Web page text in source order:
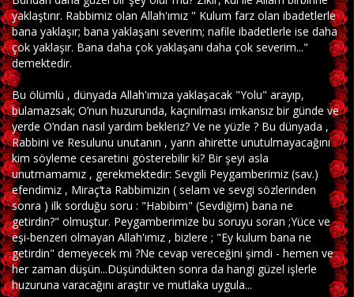
yaklaştırır. Rabbimiz olan Allah'ımız " Kulum farz olan ibadetlerle
bana yaklaşır; bana yaklaşanı severim; nafile ibadetlerle ise daha
çok yaklaşır. Bana daha çok yaklaşanı daha çok severim..."
demektedir.
Bu ölümlü , dünyada Allah'ımıza yaklaşacak "Yolu" arayıp,
bulamazsak; O’nun huzurunda, kaçınılması imkansız bir günde ve
yerde O’ndan nasıl yardım bekleriz? Ve ne yüzle ? Bu dünyada ,
Rabbini ve Resulunu unutanın , yarın ahirette unutulmayacağını
kim söyleme cesaretini gösterebilir ki? Bir şeyi asla
unutmamamız , gerekmektedir: Sevgili Peygamberimiz (sav.)
efendimiz , Miraç’ta Rabbimizin ( selam ve sevgi sözlerinden
sonra ) ilk sorduğu soru : "Habibim" (Sevdiğim) bana ne
getirdin?" olmuştur. Peygamberimize bu soruyu soran ;Yüce ve
eşi-benzeri olmayan Allah'ımız , bizlere ; "Ey kulum bana ne
getirdin" demeyecek mi ?Ne cevap vereceğini şimdi - hemen ve
her zaman düşün...Düşündükten sonra da hangi güzel işlerle
huzuruna varacağını araştır ve mutlaka uygula...